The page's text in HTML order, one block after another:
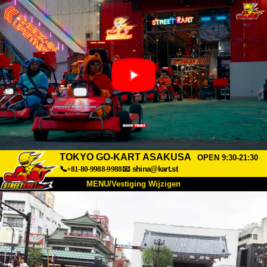
TOKYO GO-KART ASAKUSA
OPEN 9:30-21:30
📞+81-80-9988-9988📧 shina@kart.st
MENU/Vestiging Wijzigen
Over Ons Specificaties Prijs
Bereikbaarheid Reviews Veelgestelde Vragen